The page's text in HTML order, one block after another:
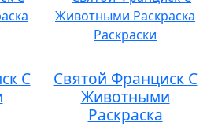
С
Святой Франциск С
Животными
Раскраска